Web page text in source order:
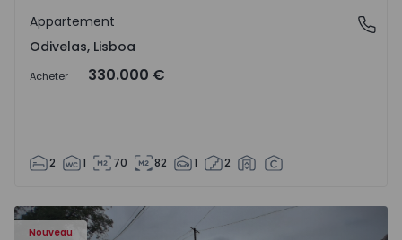
Odivelas, Lisboa
Appartement
Odivelas, Lisboa
Acheter 330.000 €
2 1 70 82 1 2
Nouveau
Appartement T3 Salvaterra de Magos, Marinhais -